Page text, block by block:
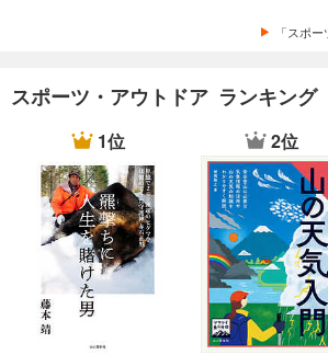
「スポ
スポーツ・アウトドア ランキング
1位 2位